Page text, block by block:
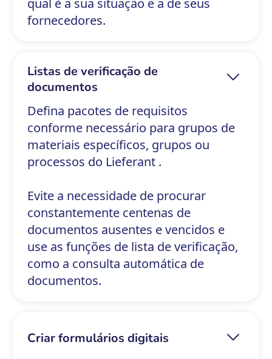
fornecedores.
Listas de verificação de
documentos
Defina pacotes de requisitos
conforme necessário para grupos de
materiais específicos, grupos ou
processos do Lieferant .
Evite a necessidade de procurar
constantemente centenas de
documentos ausentes e vencidos e
use as funções de lista de verificação,
como a consulta automática de
documentos.
Criar formulários digitais